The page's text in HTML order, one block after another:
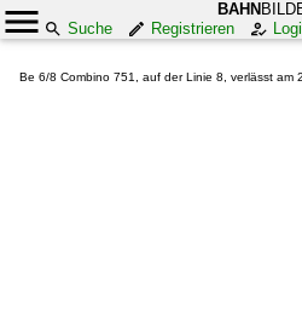
BAHN
Suche
Registrieren
Be 6/8 Combino 751, auf der Linie 8, verlässt am